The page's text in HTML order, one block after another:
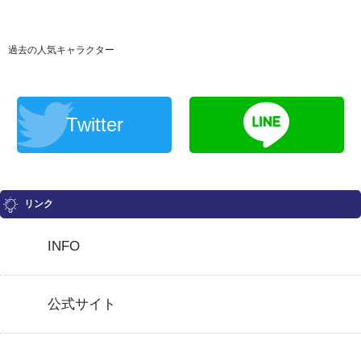
過去の人気キャラクター
Twitter
リンク
INFO
公式サイト